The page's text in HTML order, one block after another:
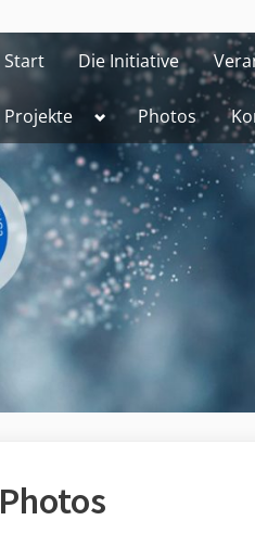
Start Die Initiative
Projekte Toggle
menu
Photos
Photos